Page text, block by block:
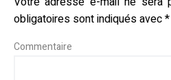
obligatoires sont indiqués avec*